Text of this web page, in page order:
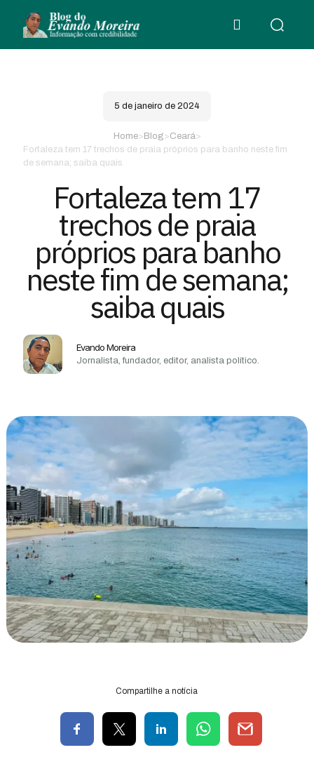
5 de janeiro de 2024
Home> Blog>Ceará>
Fortaleza tem 17 trechos de praia próprios para banho neste fim
de semana; saiba quais
Fortaleza tem 17
trechos de praia
próprios para banho
neste fim de semana;
saiba quais
Evando Moreira
Jornalista, fundador, editor, analista político.
Compartilhe a notícia